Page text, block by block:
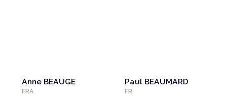
Anne BEAUGE
FRA
Paul BEAUMARD
FR